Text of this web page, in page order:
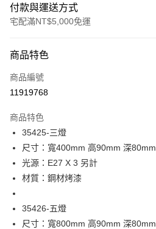
付款與運送方式
宅配滿NT$5,000免運
信用卡一次付款
LINE Pay
街口支付
悠遊付
Google Pay
全盈+PAY
AFTEE先享後付
商品特色
商品編號
11919768
商品特色
35425-三燈
尺寸：寬400mm 高90mm 深80mm
光源：E27 X 3 另計
材質：鋼材烤漆
35426-五燈
尺寸：寬800mm 高90mm 深80mm